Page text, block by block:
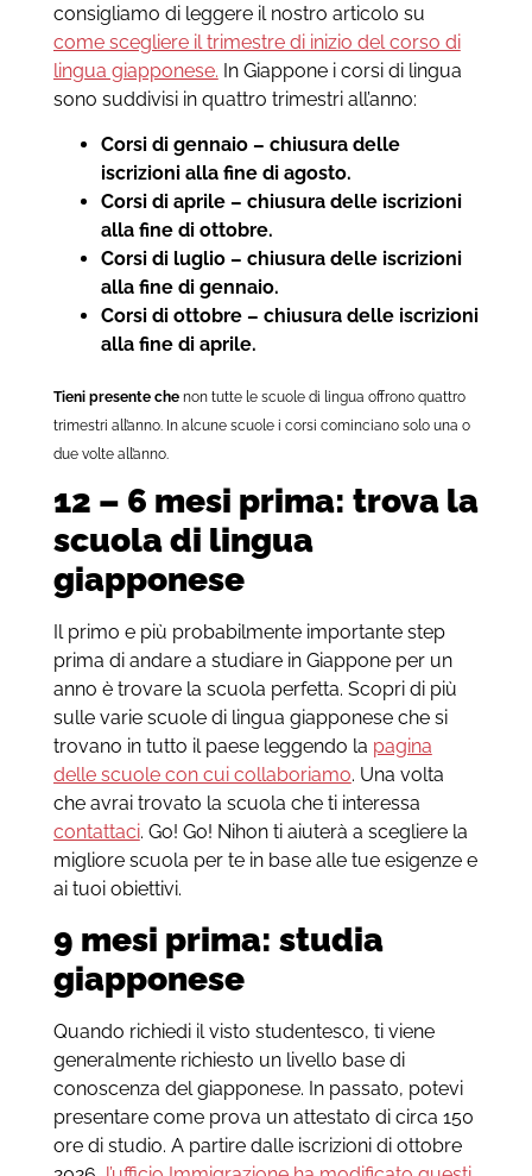
consigliamo di leggere il nostro articolo su
come scegliere il trimestre di inizio del corso di
lingua giapponese. In Giappone i corsi di lingua
sono suddivisi in quattro trimestri all’anno:
Corsi di gennaio – chiusura delle
iscrizioni alla fine di agosto.
Corsi di aprile – chiusura delle iscrizioni
alla fine di ottobre.
Corsi di luglio – chiusura delle iscrizioni
alla fine di gennaio.
Corsi di ottobre – chiusura delle iscrizioni
alla fine di aprile.
Tieni presente chenon tutte le scuole di lingua offrono quattro
trimestri all’anno. In alcune scuole i corsi cominciano solo una o
due volte all’anno.
12 – 6 mesi prima: trova la
scuola di lingua
giapponese
Il primo e più probabilmente importante step
prima di andare a studiare in Giappone per un
anno è trovare la scuola perfetta. Scopri di più
sulle varie scuole di lingua giapponese che si
trovano in tutto il paese leggendo la pagina
delle scuole con cui collaboriamo. Una volta
che avrai trovato la scuola che ti interessa
contattaci. Go! Go! Nihon ti aiuterà a scegliere la
migliore scuola per te in base alle tue esigenze e
ai tuoi obiettivi.
9 mesi prima: studia
giapponese
Quando richiedi il visto studentesco, ti viene
generalmente richiesto un livello base di
conoscenza del giapponese. In passato, potevi
presentare come prova un attestato di circa 150
ore di studio. A partire dalle iscrizioni di ottobre